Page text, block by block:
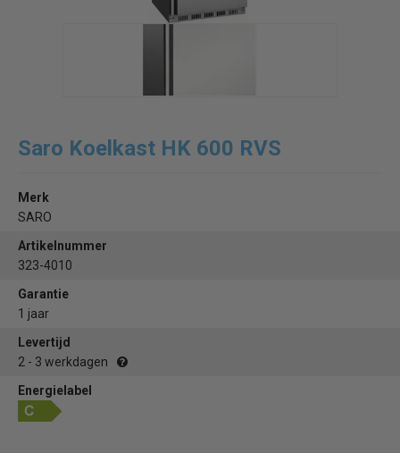
Saro Koelkast HK 600 RVS
Merk
SARO
Artikelnummer
323-4010
Garantie
1 jaar
Levertijd
2 - 3 werkdagen
Energielabel